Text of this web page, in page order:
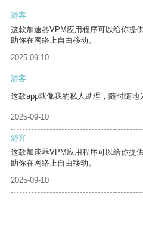
游客
这款加速器VPM应用程序可以给你提
助你在网络上自由移动。
2025-09-10
游客
这款app就像我的私人助理，随时随地
2025-09-10
游客
这款加速器VPM应用程序可以给你提
助你在网络上自由移动。
2025-09-10